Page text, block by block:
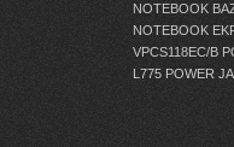
NOTEBOOK
NOTEBOOK
VPCS118EC/B
L775 POWER